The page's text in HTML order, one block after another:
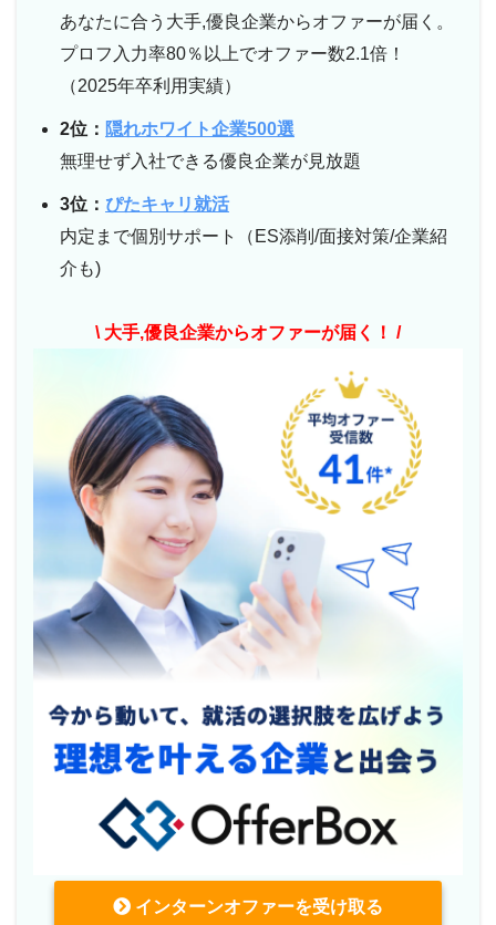
あなたに合う大手,優良企業からオファーが届く。
プロフ入力率80％以上でオファー数2.1倍！
（2025年卒利用実績）
2位： 隠れホワイト企業500選
無理せず入社できる優良企業が見放題
3位： ぴたキャリ就活
内定まで個別サポート（ES添削/面接対策/企業紹
介も)
\ 大手,優良企業からオファーが届く！ /
インターンオファーを受け取る